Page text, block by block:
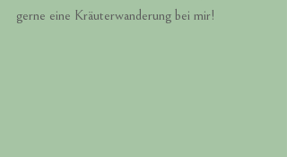
gerne eine Kräuterwanderung bei mir!